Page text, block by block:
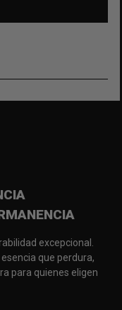
excepcional.
que perdura,
para quienes eligen